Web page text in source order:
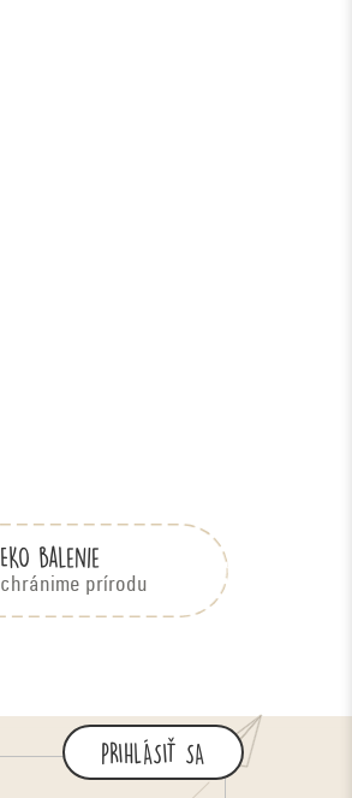
EKO balenie
chránime prírodu
PRIHLÁSIŤ SA